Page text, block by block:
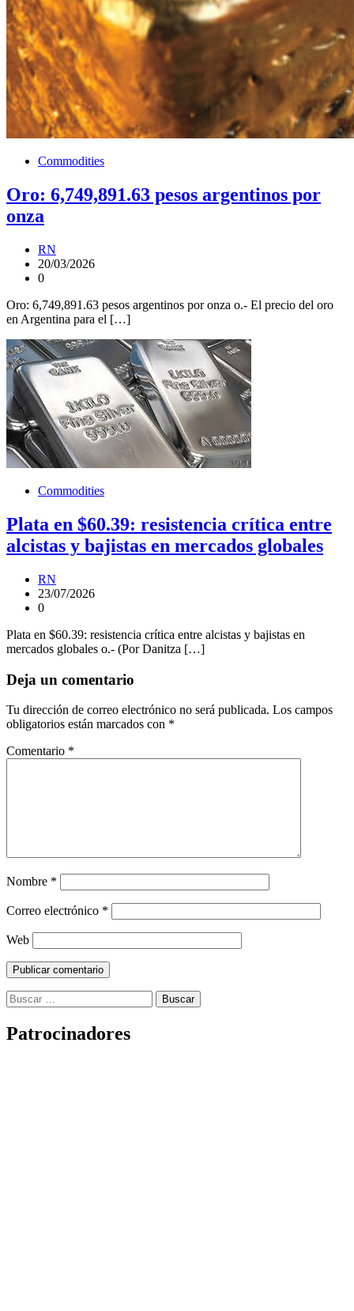
Commodities
Oro: 6,749,891.63 pesos argentinos por
onza
RN
20/03/2026
0
Oro: 6,749,891.63 pesos argentinos por onza o.- El precio del oro
en Argentina para el […]
Commodities
Plata en $60.39: resistencia crítica entre
alcistas y bajistas en mercados globales
RN
23/07/2026
0
Plata en $60.39: resistencia crítica entre alcistas y bajistas en
mercados globales o.- (Por Danitza […]
Deja un comentario
Tu dirección de correo electrónico no será publicada. Los campos
obligatorios están marcados con *
Comentario *
Nombre *
Correo electrónico *
Web
Buscar:
Patrocinadores